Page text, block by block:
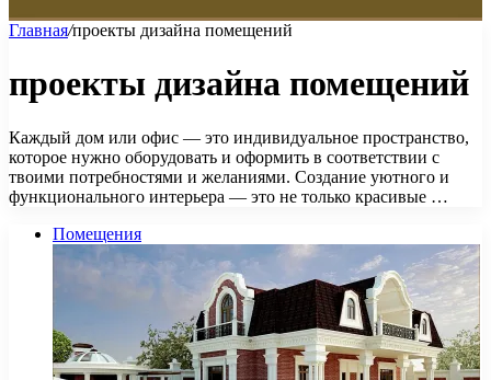
Главная/проекты дизайна помещений
проекты дизайна помещений
Каждый дом или офис — это индивидуальное пространство,
которое нужно оборудовать и оформить в соответствии с
твоими потребностями и желаниями. Создание уютного и
функционального интерьера — это не только красивые …
Помещения